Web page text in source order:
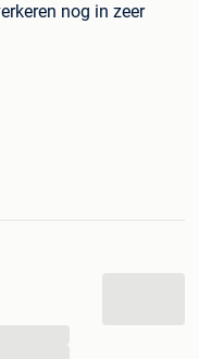
nog in zeer